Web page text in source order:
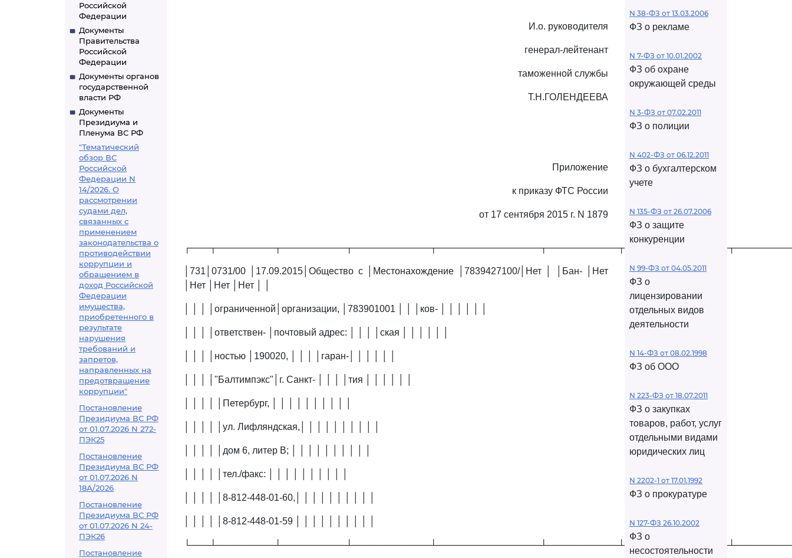
Российской
Федерации
Документы
Правительства
Российской
Федерации
Документы органов
государственной
власти РФ
Документы
Президиума и
Пленума ВС РФ
"Тематический
обзор ВС
Российской
Федерации N
14/2026. О
рассмотрении
судами дел,
связанных с
применением
законодательства о
противодействии
коррупции и
обращением в
доход Российской
Федерации
имущества,
приобретенного в
результате
нарушения
требований и
запретов,
направленных на
предотвращение
коррупции"
Постановление
Президиума ВС РФ
от 01.07.2026 N 272-
ПЭК25
Постановление
Президиума ВС РФ
от 01.07.2026 N
18А/2026
Постановление
Президиума ВС РФ
от 01.07.2026 N 24-
ПЭК26
Постановление
И.о. руководителя
генерал-лейтенант
таможенной службы
Т.Н.ГОЛЕНДЕЕВА
Приложение
к приказу ФТС России
от 17 сентября 2015 г. N 1879
│731│0731/00 │17.09.2015│Общество с │Местонахождение │7839427100/│Нет │ │Бан- │Нет
│Нет │Нет │Нет │ │
│ │ │ │ограниченной│организации, │783901001 │ │ │ков- │ │ │ │ │ │
│ │ │ │ответствен- │почтовый адрес: │ │ │ │ская │ │ │ │ │ │
│ │ │ │ностью │190020, │ │ │ │гаран-│ │ │ │ │ │
│ │ │ │"Балтимпэкс"│г. Санкт- │ │ │ │тия │ │ │ │ │ │
│ │ │ │ │Петербург, │ │ │ │ │ │ │ │ │ │
│ │ │ │ │ул. Лифляндская,│ │ │ │ │ │ │ │ │ │
│ │ │ │ │дом 6, литер В; │ │ │ │ │ │ │ │ │ │
│ │ │ │ │тел./факс: │ │ │ │ │ │ │ │ │ │
│ │ │ │ │8-812-448-01-60,│ │ │ │ │ │ │ │ │ │
│ │ │ │ │8-812-448-01-59 │ │ │ │ │ │ │ │ │ │
N 38-ФЗ от 13.03.2006
ФЗ о рекламе
N 7-ФЗ от 10.01.2002
ФЗ об охране
окружающей среды
N 3-ФЗ от 07.02.2011
ФЗ о полиции
N 402-ФЗ от 06.12.2011
ФЗ о бухгалтерском
учете
N 135-ФЗ от 26.07.2006
ФЗ о защите
конкуренции
N 99-ФЗ от 04.05.2011
ФЗ о
лицензировании
отдельных видов
деятельности
N 14-ФЗ от 08.02.1998
ФЗ об ООО
N 223-ФЗ от 18.07.2011
ФЗ о закупках
товаров, работ, услуг
отдельными видами
юридических лиц
N 2202-1 от 17.01.1992
ФЗ о прокуратуре
N 127-ФЗ 26.10.2002
ФЗ о
несостоятельности